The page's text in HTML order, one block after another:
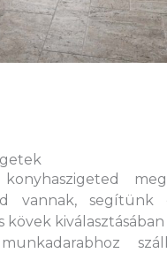
vannak,
kövek